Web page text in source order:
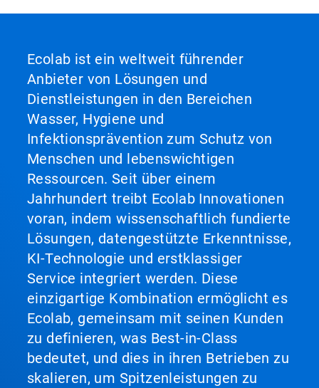
Ecolab ist ein weltweit führender
Anbieter von Lösungen und
Dienstleistungen in den Bereichen
Wasser, Hygiene und
Infektionsprävention zum Schutz von
Menschen und lebenswichtigen
Ressourcen. Seit über einem
Jahrhundert treibt Ecolab Innovationen
voran, indem wissenschaftlich fundierte
Lösungen, datengestützte Erkenntnisse,
KI-Technologie und erstklassiger
Service integriert werden. Diese
einzigartige Kombination ermöglicht es
Ecolab, gemeinsam mit seinen Kunden
zu definieren, was Best-in-Class
bedeutet, und dies in ihren Betrieben zu
skalieren, um Spitzenleistungen zu